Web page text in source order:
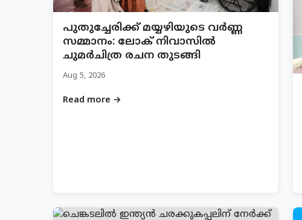
പുതുച്ചേരിക്ക് മയ്യഴിയുടെ വർണ്ണ
സമ്മാനം: ലോക് നിവാസിൽ
ചുമർചിത്ര രചന തുടങ്ങി
Aug 5, 2026
Read more →